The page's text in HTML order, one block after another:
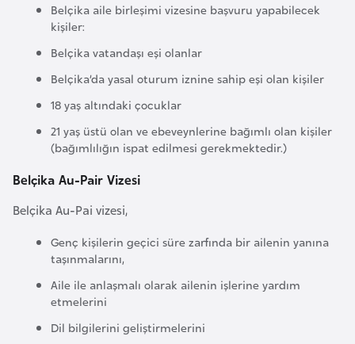
Belçika aile birleşimi vizesine başvuru yapabilecek
kişiler:
Belçika vatandaşı eşi olanlar
Belçika’da yasal oturum iznine sahip eşi olan kişiler
18 yaş altındaki çocuklar
21 yaş üstü olan ve ebeveynlerine bağımlı olan kişiler
(bağımlılığın ispat edilmesi gerekmektedir.)
Belçika Au-Pair Vizesi
Belçika Au-Pai vizesi,
Genç kişilerin geçici süre zarfında bir ailenin yanına
taşınmalarını,
Aile ile anlaşmalı olarak ailenin işlerine yardım
etmelerini
Dil bilgilerini geliştirmelerini
m
t
i